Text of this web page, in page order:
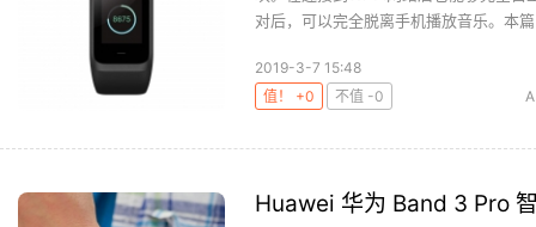
对后，可以完全脱离手机播放音乐。本
2019-3-7 15:48
值！ +0
不值 -0
Huawei 华为 Band 3 Pro